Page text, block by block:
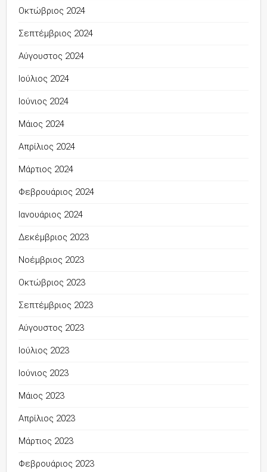
Οκτώβριος 2024
Σεπτέμβριος 2024
Αύγουστος 2024
Ιούλιος 2024
Ιούνιος 2024
Μάιος 2024
Απρίλιος 2024
Μάρτιος 2024
Φεβρουάριος 2024
Ιανουάριος 2024
Δεκέμβριος 2023
Νοέμβριος 2023
Οκτώβριος 2023
Σεπτέμβριος 2023
Αύγουστος 2023
Ιούλιος 2023
Ιούνιος 2023
Μάιος 2023
Απρίλιος 2023
Μάρτιος 2023
Φεβρουάριος 2023